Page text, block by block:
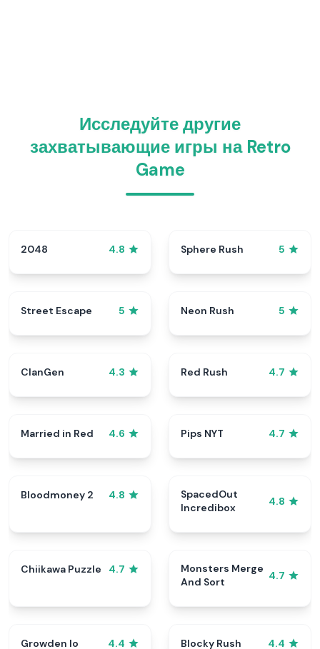
Исследуйте другие
захватывающие игры на Retro
Game
2048 4.8 Sphere Rush 5
Street Escape 5 Neon Rush 5
ClanGen 4.3 Red Rush 4.7
Married in Red 4.6 Pips NYT 4.7
Bloodmoney 2 4.8
SpacedOut
Incredibox
4.8
Chiikawa Puzzle 4.7
Monsters Merge
And Sort
4.7
Growden Io 4.4 Blocky Rush 4.4